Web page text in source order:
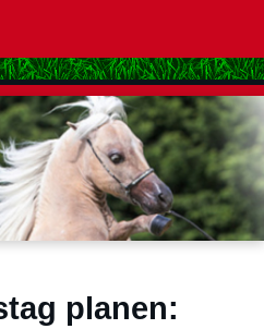
planen: